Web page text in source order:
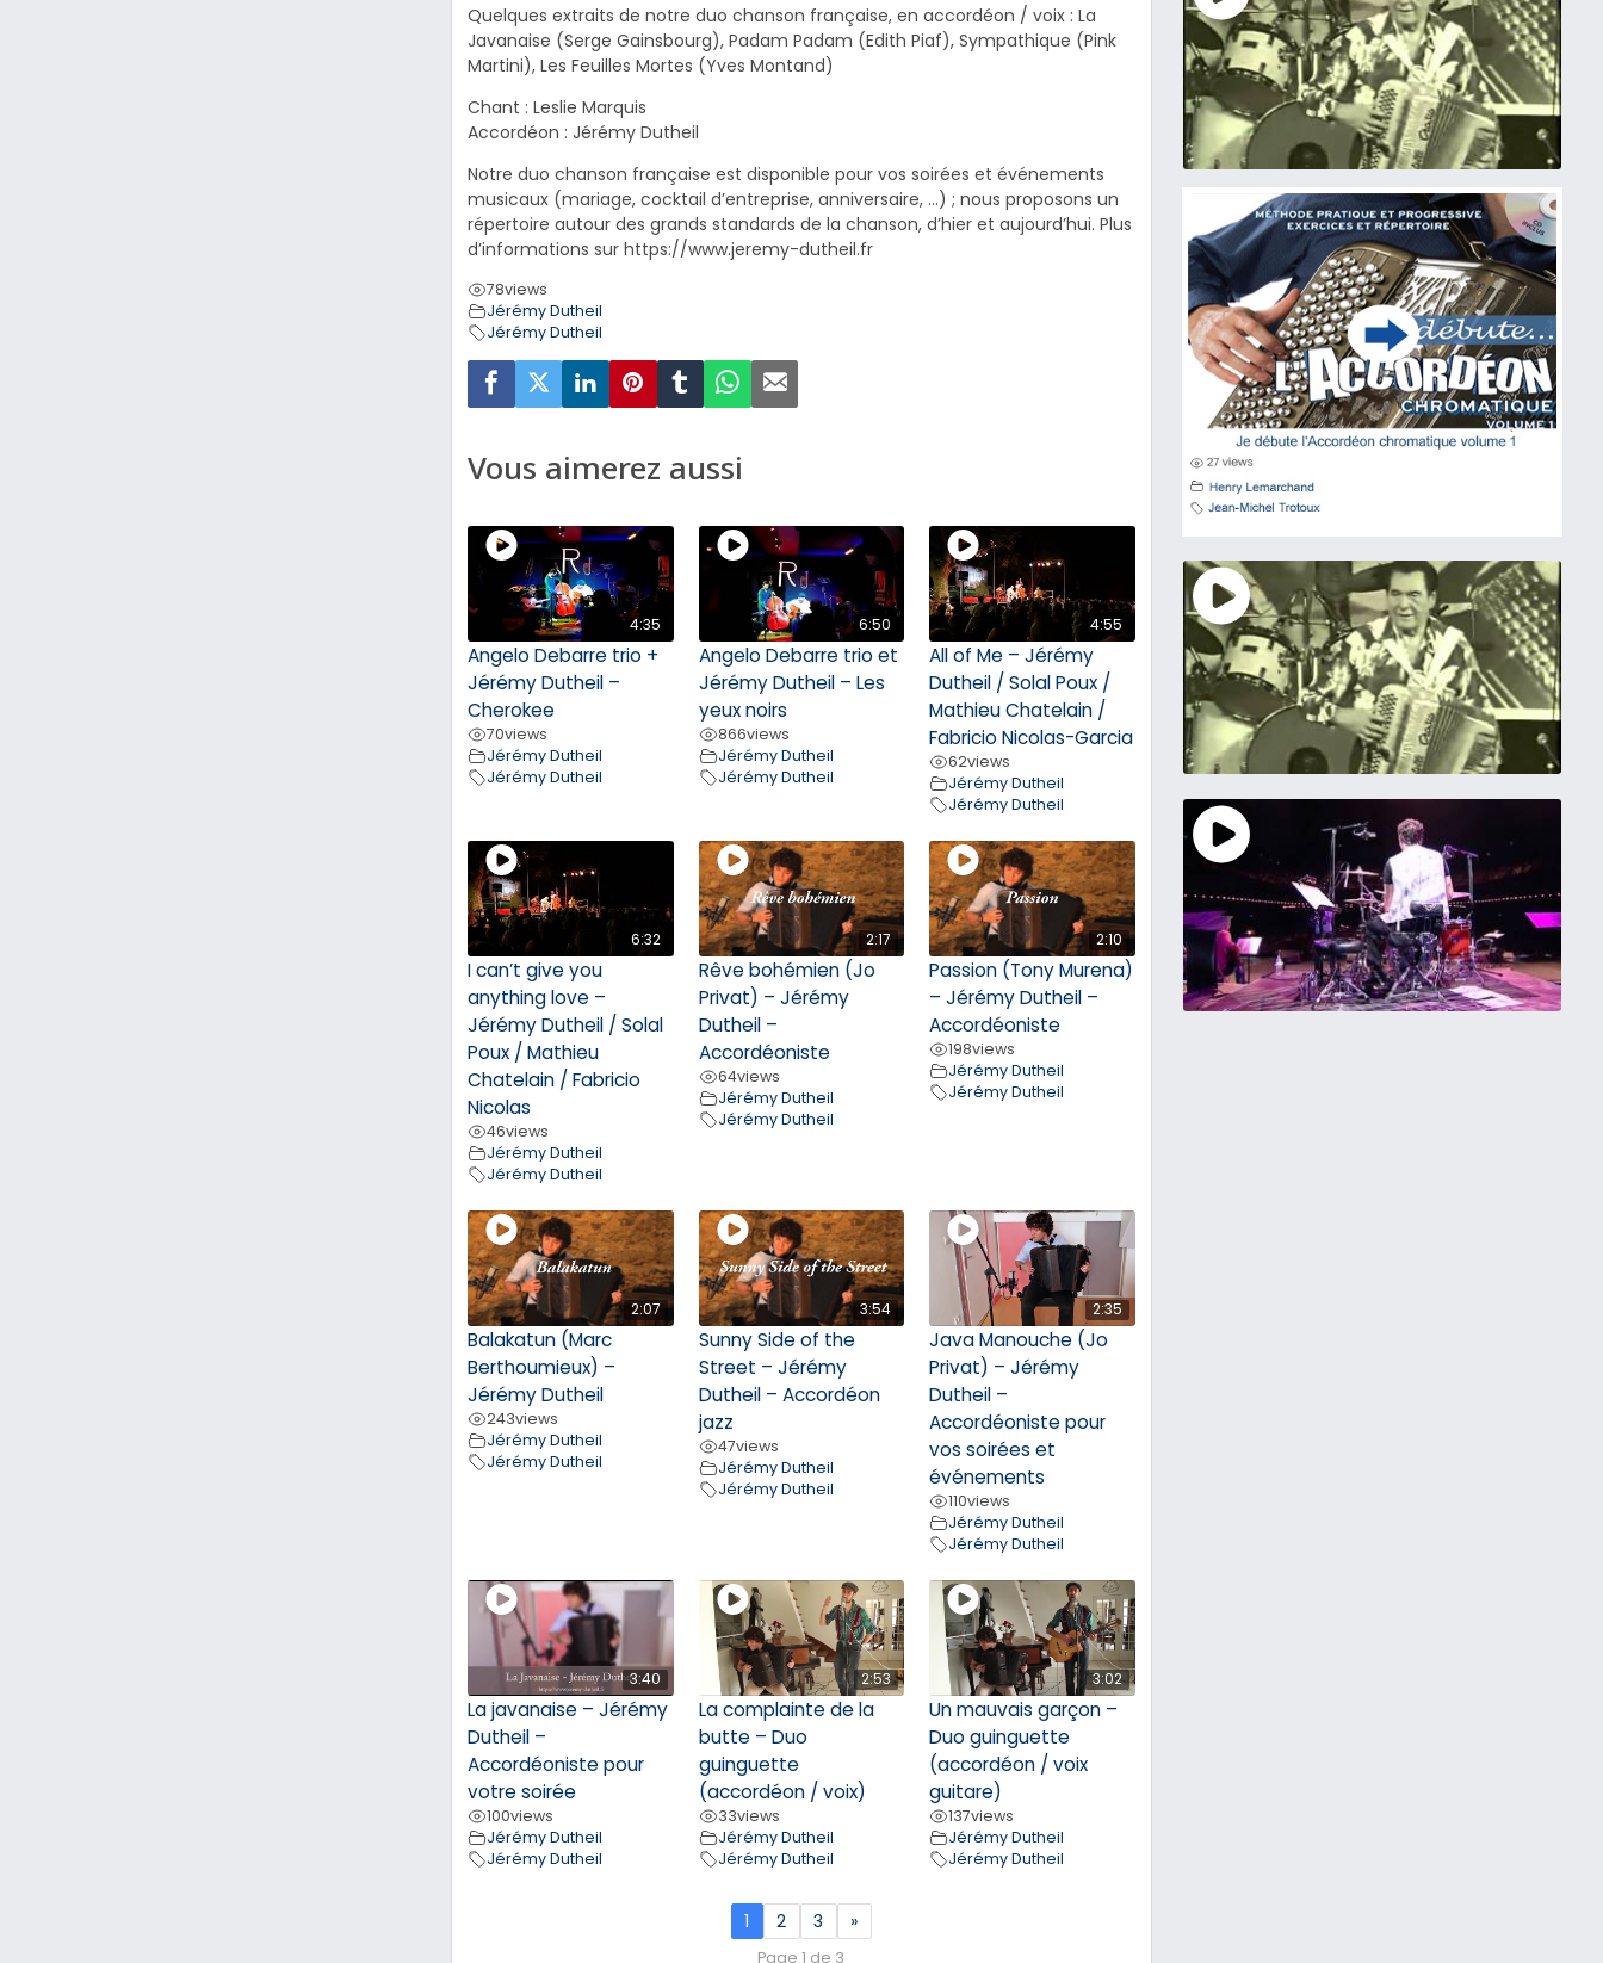
Quelques extraits de notre duo chanson française, en accordéon / voix : La
Javanaise (Serge Gainsbourg), Padam Padam (Edith Piaf), Sympathique (Pink
Martini), Les Feuilles Mortes (Yves Montand)
Chant : Leslie Marquis
Accordéon : Jérémy Dutheil
Notre duo chanson française est disponible pour vos soirées et événements
musicaux (mariage, cocktail d’entreprise, anniversaire, …) ; nous proposons un
répertoire autour des grands standards de la chanson, d’hier et aujourd’hui. Plus
d’informations sur https://www.jeremy-dutheil.fr
78views
Jérémy Dutheil
Jérémy Dutheil
Vous aimerez aussi
4:35
Angelo Debarre trio +
Jérémy Dutheil –
Cherokee
70views
Jérémy Dutheil
Jérémy Dutheil
6:50
Angelo Debarre trio et
Jérémy Dutheil – Les
yeux noirs
866views
Jérémy Dutheil
Jérémy Dutheil
4:55
All of Me – Jérémy
Dutheil / Solal Poux /
Mathieu Chatelain /
Fabricio Nicolas-Garcia
62views
Jérémy Dutheil
Jérémy Dutheil
6:32
I can’t give you
anything love –
Jérémy Dutheil / Solal
Poux / Mathieu
Chatelain / Fabricio
Nicolas
46views
Jérémy Dutheil
Jérémy Dutheil
2:17
Rêve bohémien (Jo
Privat) – Jérémy
Dutheil –
Accordéoniste
64views
Jérémy Dutheil
Jérémy Dutheil
2:10
Passion (Tony Murena)
– Jérémy Dutheil –
Accordéoniste
198views
Jérémy Dutheil
Jérémy Dutheil
2:07
Balakatun (Marc
Berthoumieux) –
Jérémy Dutheil
243views
Jérémy Dutheil
Jérémy Dutheil
3:54
Sunny Side of the
Street – Jérémy
Dutheil – Accordéon
jazz
47views
Jérémy Dutheil
Jérémy Dutheil
2:35
Java Manouche (Jo
Privat) – Jérémy
Dutheil –
Accordéoniste pour
vos soirées et
événements
110views
Jérémy Dutheil
Jérémy Dutheil
3:40
La javanaise – Jérémy
Dutheil –
Accordéoniste pour
votre soirée
100views
Jérémy Dutheil
Jérémy Dutheil
2:53
La complainte de la
butte – Duo
guinguette
(accordéon / voix)
33views
Jérémy Dutheil
Jérémy Dutheil
3:02
Un mauvais garçon –
Duo guinguette
(accordéon / voix
guitare)
137views
Jérémy Dutheil
Jérémy Dutheil
1 2 3 »
Page 1 de 3